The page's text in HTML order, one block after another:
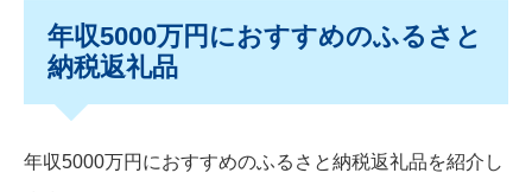
年収5000万円におすすめのふるさと
納税返礼品
年収5000万円におすすめのふるさと納税返礼品を紹介し